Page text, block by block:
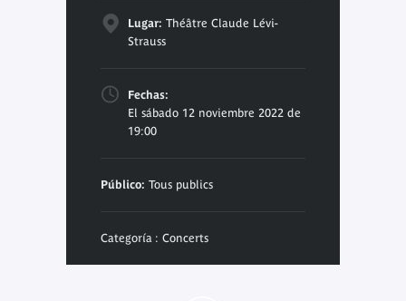
Lugar: Théâtre Claude Lévi-
Strauss
Fechas:
El sábado 12 noviembre 2022 de
19:00
Público: Tous publics
Categoría : Concerts